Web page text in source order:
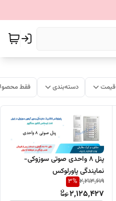
قیمت دسته‌بندی فقط
پنل 8 واحدی صوتی سوزوکی-
نمایندگی پاورلوکس
2,213,619
3%
2,125,427